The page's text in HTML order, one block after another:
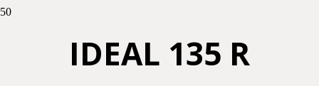
IDEAL 135 R